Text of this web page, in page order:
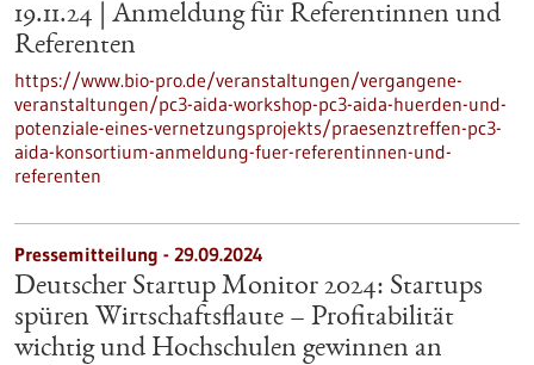
19.11.24 | Anmeldung für Referentinnen und
Referenten
https://www.bio-pro.de/veranstaltungen/vergangene-
veranstaltungen/pc3-aida-workshop-pc3-aida-huerden-und-
potenziale-eines-vernetzungsprojekts/praesenztreffen-pc3-
aida-konsortium-anmeldung-fuer-referentinnen-und-
referenten
Pressemitteilung - 29.09.2024
Deutscher Startup Monitor 2024: Startups
spüren Wirtschaftsflaute – Profitabilität
wichtig und Hochschulen gewinnen an